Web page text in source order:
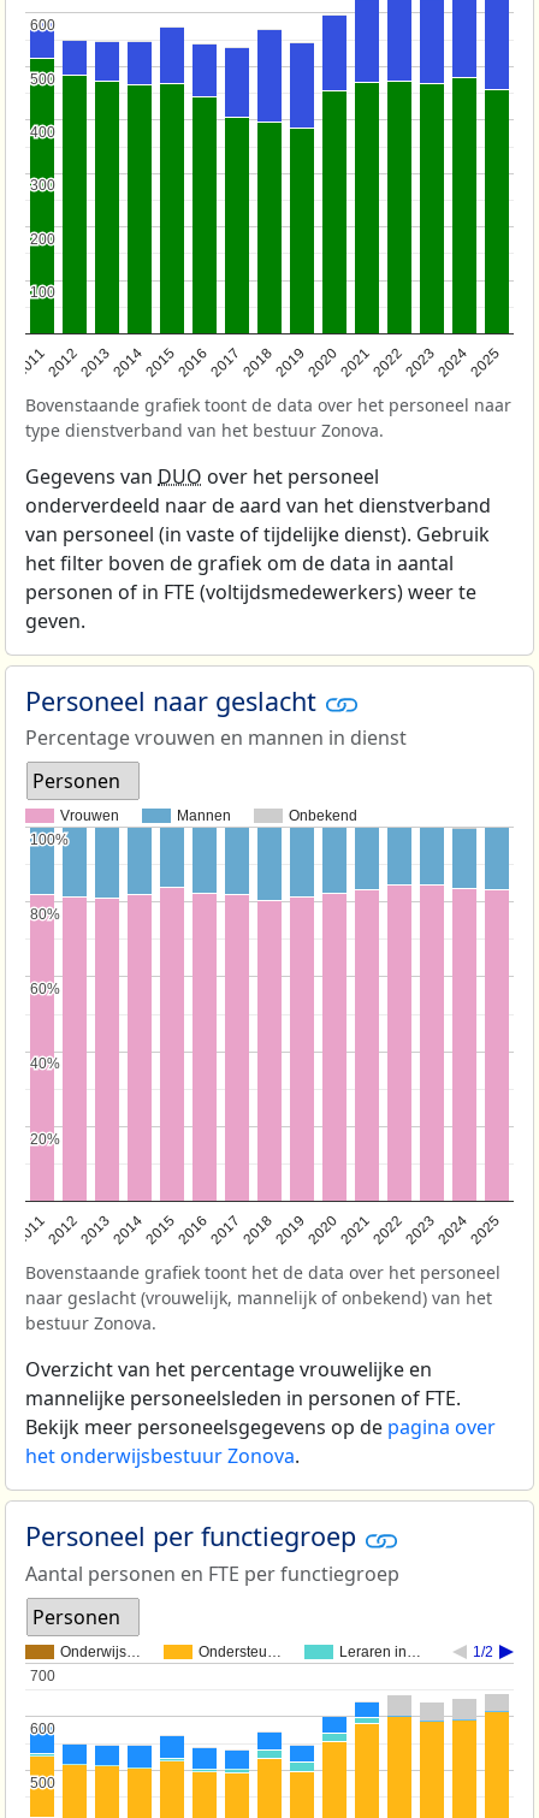
201120122013201420152016201720182019202020212022202320242025
100
100
200
200
300
300
400
400
500
500
600
600
Bovenstaande grafiek toont de data over het personeel naar
type dienstverband van het bestuur Zonova.
Gegevens van DUO over het personeel
onderverdeeld naar de aard van het dienstverband
van personeel (in vaste of tijdelijke dienst). Gebruik
het filter boven de grafiek om de data in aantal
personen of in FTE (voltijdsmedewerkers) weer te
geven.
Personeel naar geslacht
Percentage vrouwen en mannen in dienst
Personen
Vrouwen Mannen Onbekend
201120122013201420152016201720182019202020212022202320242025
20%
20%
40%
40%
60%
60%
80%
80%
100%
100%
Bovenstaande grafiek toont het de data over het personeel
naar geslacht (vrouwelijk, mannelijk of onbekend) van het
bestuur Zonova.
Overzicht van het percentage vrouwelijke en
mannelijke personeelsleden in personen of FTE.
Bekijk meer personeelsgegevens op de pagina over
het onderwijsbestuur Zonova.
Personeel per functiegroep
Aantal personen en FTE per functiegroep
Personen
Onderwijs… Ondersteu… Leraren in… 1/2
500
500
600
600
700
700